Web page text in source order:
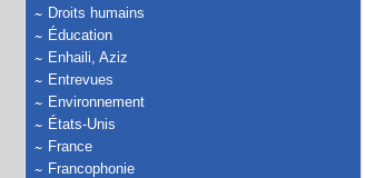
Droits humains
Éducation
Enhaili, Aziz
Entrevues
Environnement
États-Unis
France
Francophonie